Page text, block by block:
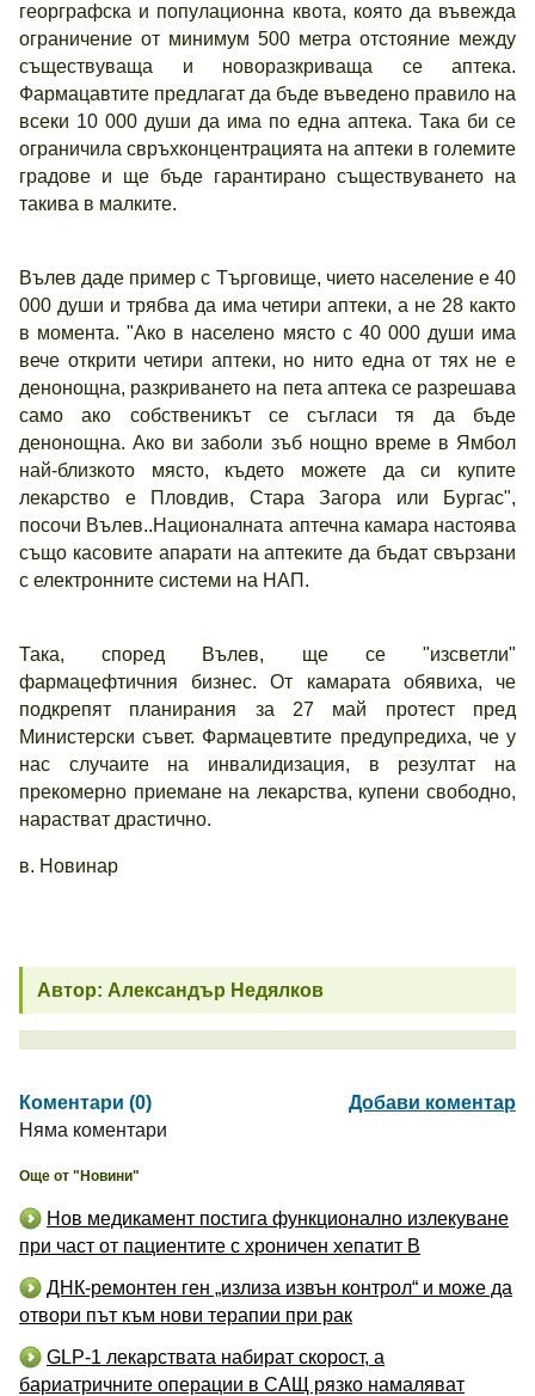
георграфска и популационна квота, която да въвежда
ограничение от минимум 500 метра отстояние между
съществуваща и новоразкриваща се аптека.
Фармацавтите предлагат да бъде въведено правило на
всеки 10 000 души да има по една аптека. Така би се
ограничила свръхконцентрацията на аптеки в големите
градове и ще бъде гарантирано съществуването на
такива в малките.
Вълев даде пример с Търговище, чието население е 40
000 души и трябва да има четири аптеки, а не 28 както
в момента. "Ако в населено място с 40 000 души има
вече открити четири аптеки, но нито една от тях не е
денонощна, разкриването на пета аптека се разрешава
само ако собственикът се съгласи тя да бъде
денонощна. Ако ви заболи зъб нощно време в Ямбол
най-близкото място, където можете да си купите
лекарство е Пловдив, Стара Загора или Бургас",
посочи Вълев..Националната аптечна камара настоява
също касовите апарати на аптеките да бъдат свързани
с електронните системи на НАП.
Така, според Вълев, ще се "изсветли"
фармацефтичния бизнес. От камарата обявиха, че
подкрепят планирания за 27 май протест пред
Министерски съвет. Фармацевтите предупредиха, че у
нас случаите на инвалидизация, в резултат на
прекомерно приемане на лекарства, купени свободно,
нарастват драстично.
в. Новинар
Автор: Александър Недялков
Коментари (0)
Добави коментар
Няма коментари
Още от "Новини"
Нов медикамент постига функционално излекуване
при част от пациентите с хроничен хепатит B
ДНК-ремонтен ген „излиза извън контрол“ и може да
отвори път към нови терапии при рак
GLP-1 лекарствата набират скорост, а
бариатричните операции в САЩ рязко намаляват